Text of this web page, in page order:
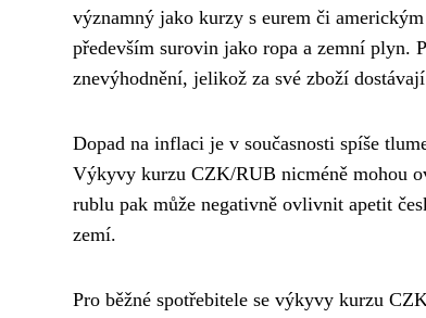
významný jako kurzy s eurem či
především surovin jako ropa a zemní plyn.
znevýhodnění, jelikož za své zboží
Dopad na inflaci je v současnosti spíše
Výkyvy kurzu CZK/RUB nicméně mohou
rublu pak může negativně ovlivnit apetit
zemí.
Pro běžné spotřebitele se výkyvy kurzu